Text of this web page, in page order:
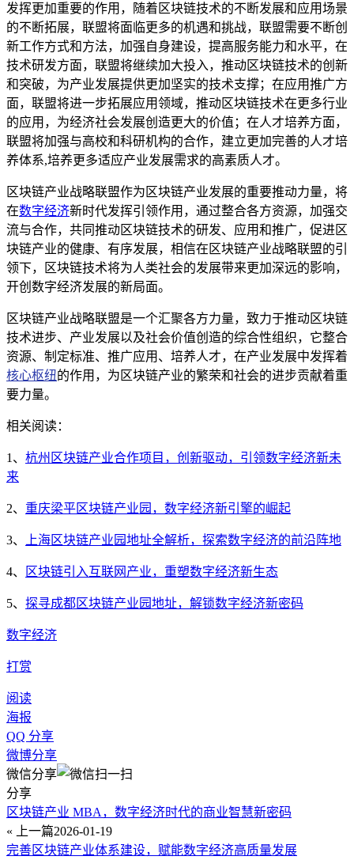
发挥更加重要的作用，随着区块链技术的不断发展和应用场景
的不断拓展，联盟将面临更多的机遇和挑战，联盟需要不断创
新工作方式和方法，加强自身建设，提高服务能力和水平，在
技术研发方面，联盟将继续加大投入，推动区块链技术的创新
和突破，为产业发展提供更加坚实的技术支撑；在应用推广方
面，联盟将进一步拓展应用领域，推动区块链技术在更多行业
的应用，为经济社会发展创造更大的价值；在人才培养方面，
联盟将加强与高校和科研机构的合作，建立更加完善的人才培
养体系,培养更多适应产业发展需求的高素质人才。
区块链产业战略联盟作为区块链产业发展的重要推动力量，将
在数字经济新时代发挥引领作用，通过整合各方资源，加强交
流与合作，共同推动区块链技术的研发、应用和推广，促进区
块链产业的健康、有序发展，相信在区块链产业战略联盟的引
领下，区块链技术将为人类社会的发展带来更加深远的影响，
开创数字经济发展的新局面。
区块链产业战略联盟是一个汇聚各方力量，致力于推动区块链
技术进步、产业发展以及社会价值创造的综合性组织，它整合
资源、制定标准、推广应用、培养人才，在产业发展中发挥着
核心枢纽的作用，为区块链产业的繁荣和社会的进步贡献着重
要力量。
相关阅读：
1、 杭州区块链产业合作项目，创新驱动，引领数字经济新未
来
2、 重庆梁平区块链产业园，数字经济新引擎的崛起
3、 上海区块链产业园地址全解析，探索数字经济的前沿阵地
4、 区块链引入互联网产业，重塑数字经济新生态
5、 探寻成都区块链产业园地址，解锁数字经济新密码
数字经济
打赏
阅读
海报
QQ 分享
微博分享
微信分享
分享
区块链产业 MBA，数字经济时代的商业智慧新密码
« 上一篇2026-01-19
完善区块链产业体系建设，赋能数字经济高质量发展